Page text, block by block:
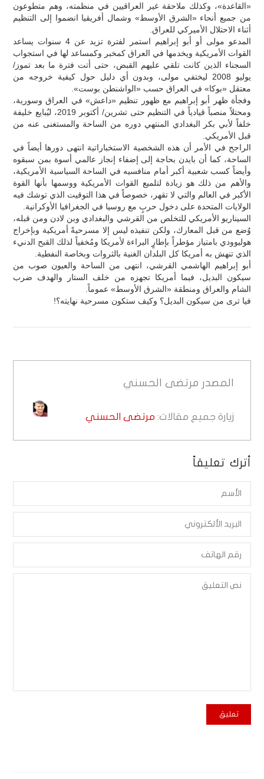
«القاعدة»، وكذلك ملاحقة غير العراقيين في منظمته، وهم متطوعون
من جميع أنحاء «الشرق الأوسط» وشمال أفريقيا انضموا إلى التنظيم
أثناء الاحتلال الأميركي للعراق.
المدعو مولى أو أبو إبراهيم استمر لفترة تزيد عن 4 سنوات يساعد
القوات الأمريكية ويخدمها في العراق كمخبر وكمساعد لها في استجواب
السجناء الذين كانت تلقي عليهم القبض، حتى أتت فترة ما بعد تموز/
يوليو 2008 ليختفي مولى، وبدون أي دليل حول كيفية خروجه من
معتقل «بوكا» في العراق حسب «الواشنطن بوست».
وفجأة ظهر أبو إبراهيم مع ظهور تنظيم «داعش» في العراق وسورية،
ومحتلاً منصباً قيادياً في التنظيم حتى تشرين/ أكتوبر 2019، ليُبايع خليفة
خلفاً لأبي بكر البغدادي المنتهي دوره من الساحة والمستغنى عنه من
قبل الأمريكي.
الراجح في الأمر أن هذه الشخصية الاستخباراتية انتهى دورها أيضاً في
الساحة، كما أن بايدن بحاجة إلى إضفاء إنجاز عالمي أسوة بمن سبقوه
وأيضاً كسب شعبية أكبر أمام منافسيه في الساحة السياسية الأمريكية،
والأهم من ذلك هو زيادة لتلميع القوات الأمريكية ووسمها بأنها القوة
الأكبر في العالم والتي لا تقهر، خصوصاً في هذا التوقيت الذي توشك فيه
الولايات المتحدة على دخول حربٍ مع روسيا في الجغرافيا الأوكرانية.
السيناريو الأمريكي للتخلص من القرشي والبغدادي وبن لادن ومن قبله،
وُضع من قبل المعارك، ولكن تنفيذه ليس إلا مسرحيةً أمريكية وبإخراج
هوليوودي بامتياز مؤطراً بإطارٍ البراءة لأمريكا ومُخفياً لذلك القبح الدنيء
الذي تنهش به أمريكا كل البلدان الغنية بالثروات وبخاصة النفطية.
أبو إبراهيم الهاشمي القرشي، انتهى من الساحة والعيون صوب من
سيكون البديل، فيما أمريكا تجهزه من خلف الستار والهدف ضرب
الشام والعراق ومنطقة «الشرق الأوسط» عموماً.
فيا ترى من سيكون البديل؟ وكيف ستكون مسرحية نهايته؟!
المصدر مرتضى الحسني
زيارة جميع مقالات: مرتضى الحسني
أترك تعليقاً